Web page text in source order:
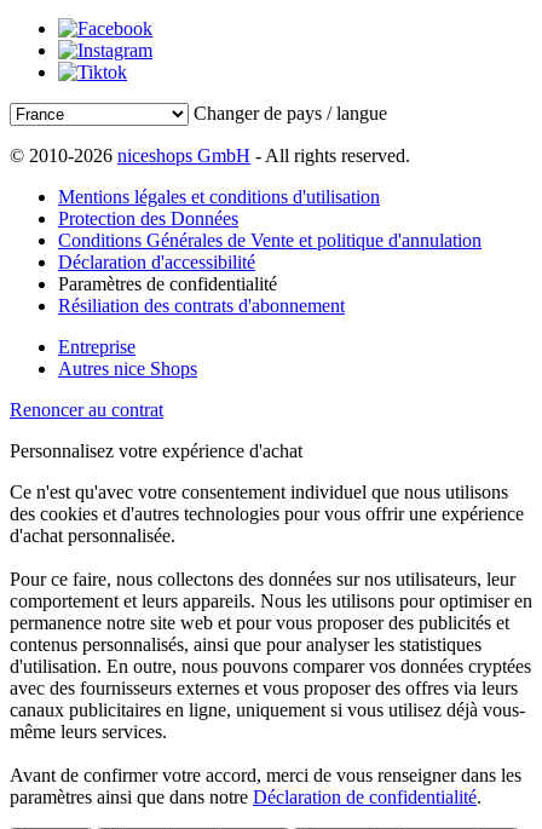
Changer de pays / langue
© 2010-2026 niceshops GmbH - All rights reserved.
Mentions légales et conditions d'utilisation
Protection des Données
Conditions Générales de Vente et politique d'annulation
Déclaration d'accessibilité
Paramètres de confidentialité
Résiliation des contrats d'abonnement
Entreprise
Autres nice Shops
Renoncer au contrat
Personnalisez votre expérience d'achat
Ce n'est qu'avec votre consentement individuel que nous utilisons
des cookies et d'autres technologies pour vous offrir une expérience
d'achat personnalisée.
Pour ce faire, nous collectons des données sur nos utilisateurs, leur
comportement et leurs appareils. Nous les utilisons pour optimiser en
permanence notre site web et pour vous proposer des publicités et
contenus personnalisés, ainsi que pour analyser les statistiques
d'utilisation. En outre, nous pouvons comparer vos données cryptées
avec des fournisseurs externes et vous proposer des offres via leurs
canaux publicitaires en ligne, uniquement si vous utilisez déjà vous-
même leurs services.
Avant de confirmer votre accord, merci de vous renseigner dans les
paramètres ainsi que dans notre Déclaration de confidentialité.